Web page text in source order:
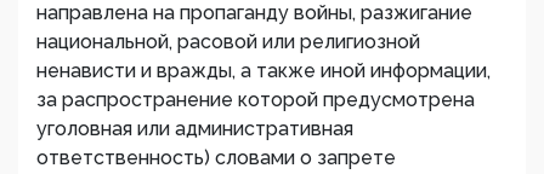
направлена на пропаганду войны, разжигание
национальной, расовой или религиозной
ненависти и вражды, а также иной информации,
за распространение которой предусмотрена
уголовная или административная
ответственность) словами о запрете